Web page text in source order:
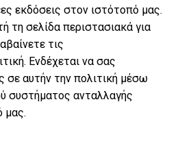
εκδόσεις στον ιστότοπό μας.
τη σελίδα περιστασιακά για
τις
Ενδέχεται να σας
σε αυτήν την πολιτική μέσω
συστήματος ανταλλαγής
μας.